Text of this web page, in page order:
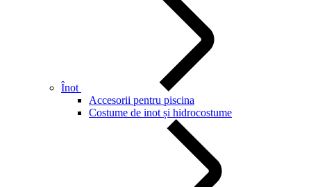
Înot
Accesorii pentru piscina
Costume de inot și hidrocostume